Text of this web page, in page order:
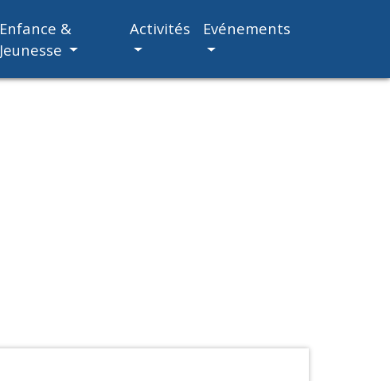
Enfance &
Jeunesse
Activités Evénements